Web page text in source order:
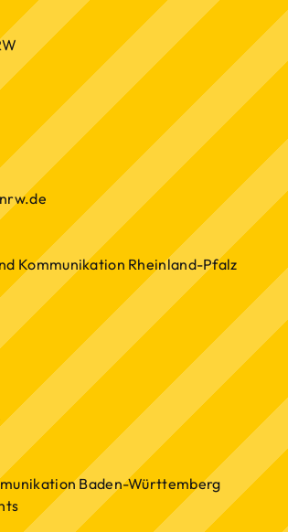
Kommunikation Rheinland-Pfalz
Baden-Württemberg